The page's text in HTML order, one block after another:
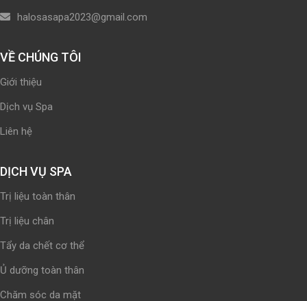
halosasapa2023@gmail.com
VỀ CHÚNG TÔI
Giới thiệu
Dịch vụ Spa
Liên hệ
DỊCH VỤ SPA
Trị liệu toàn thân
Trị liệu chân
Tẩy da chết cơ thể
Ủ dưỡng toàn thân
Chăm sóc da mặt